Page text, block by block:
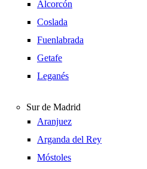
Alcorcón
Coslada
Fuenlabrada
Getafe
Leganés
Sur de Madrid
Aranjuez
Arganda del Rey
Móstoles